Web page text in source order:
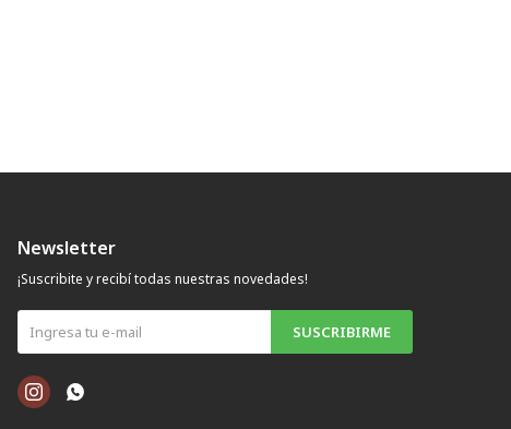
Newsletter
¡Suscribite y recibí todas nuestras novedades!
SUSCRIBIRME
 